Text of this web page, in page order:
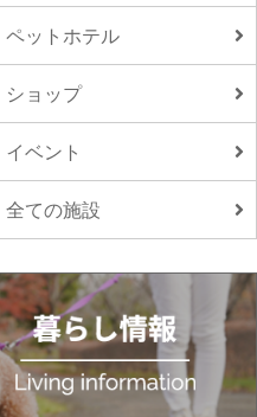
ペットホテル
ショップ
イベント
全ての施設